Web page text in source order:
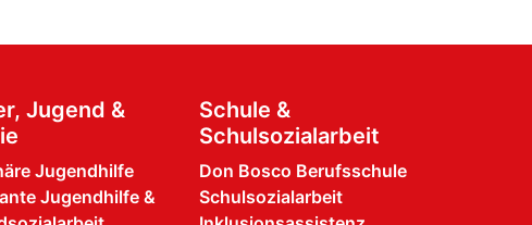
Jugend &
Jugendhilfe
Jugendhilfe &
Schule &
Schulsozialarbeit
Don Bosco Berufsschule
Schulsozialarbeit